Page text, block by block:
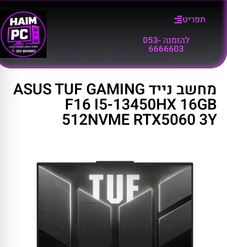
תפריט
להזמנה 053-
6666603
קטלוג מוצרים
מחשב נייד ASUS TUF GAMING F16 I5-
מחשב נייד ASUS TUF GAMING
F16 I5-13450HX 16GB
512NVME RTX5060 3Y